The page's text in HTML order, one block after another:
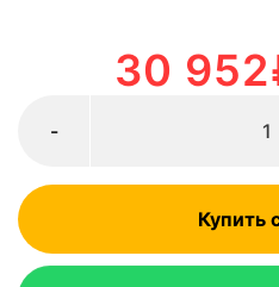
30 952
-
Купить